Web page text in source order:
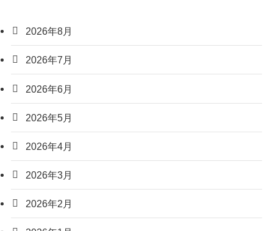
2026年8月
2026年7月
2026年6月
2026年5月
2026年4月
2026年3月
2026年2月